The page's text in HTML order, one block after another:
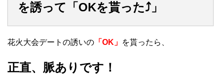
を誘って「OKを貰った⤴︎」
花火大会デートの誘いの 「OK」 を貰ったら、
正直、脈ありです！